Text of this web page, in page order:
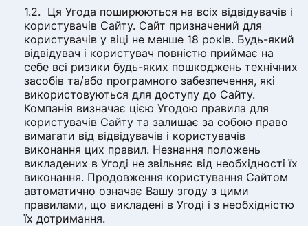
Ця Угода поширюються на всіх відвідувачів і
користувачів Сайту. Сайт призначений для
користувачів у віці не менше 18 років. Будь-який
відвідувач і користувач повністю приймає на
себе всі ризики будь-яких пошкоджень технічних
засобів та/або програмного забезпечення, які
використовуються для доступу до Сайту.
Компанія визначає цією Угодою правила для
користувачів Сайту та залишає за собою право
вимагати від відвідувачів і користувачів
виконання цих правил. Незнання положень
викладених в Угоді не звільняє від необхідності їх
виконання. Продовження користування Сайтом
автоматично означає Вашу згоду з цими
правилами, що викладені в Угоді і з необхідністю
їх дотримання.